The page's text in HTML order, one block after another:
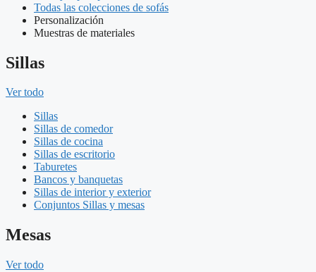
Todas las colecciones de sofás
Personalización
Muestras de materiales
Sillas
Ver todo
Sillas
Sillas de comedor
Sillas de cocina
Sillas de escritorio
Taburetes
Bancos y banquetas
Sillas de interior y exterior
Conjuntos Sillas y mesas
Mesas
Ver todo